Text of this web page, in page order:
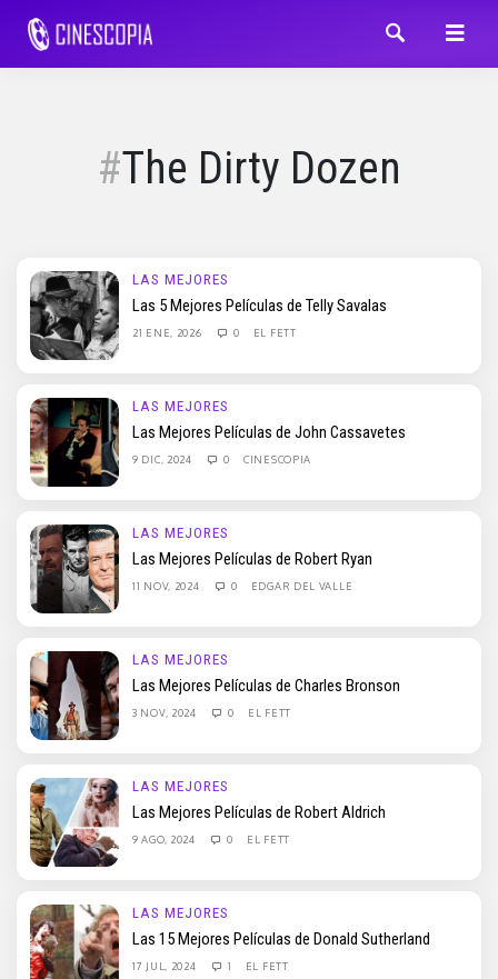
The Dirty Dozen
LAS MEJORES
Las 5 Mejores Películas de Telly Savalas
21 ENE, 2026 0 EL FETT
LAS MEJORES
Las Mejores Películas de John Cassavetes
9 DIC, 2024 0 CINESCOPIA
LAS MEJORES
Las Mejores Películas de Robert Ryan
11 NOV, 2024 0 EDGAR DEL VALLE
LAS MEJORES
Las Mejores Películas de Charles Bronson
3 NOV, 2024 0 EL FETT
LAS MEJORES
Las Mejores Películas de Robert Aldrich
9 AGO, 2024 0 EL FETT
LAS MEJORES
Las 15 Mejores Películas de Donald Sutherland
17 JUL, 2024 1 EL FETT